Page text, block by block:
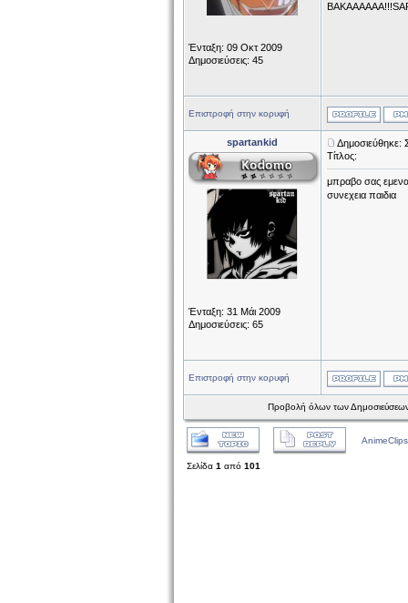
Ένταξη: 09 Οκτ 2009
Δημοσιεύσεις: 45
Επιστροφή στην κορυφή
spartankid
Ένταξη: 31 Μάι 2009
Δημοσιεύσεις: 65
Δημοσιεύθηκε:
Τίτλος:
μπραβο σας
συνεχεια παιδια
Επιστροφή στην κορυφή
Προβολή όλων των
Σελίδα 1 από 101